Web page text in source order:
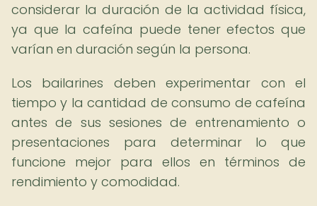
considerar la duración de la actividad física,
ya que la cafeína puede tener efectos que
varían en duración según la persona.
Los bailarines deben experimentar con el
tiempo y la cantidad de consumo de cafeína
antes de sus sesiones de entrenamiento o
presentaciones para determinar lo que
funcione mejor para ellos en términos de
rendimiento y comodidad.